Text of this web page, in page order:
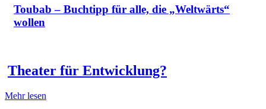
Toubab – Buchtipp für alle, die „Weltwärts“
wollen
Theater für Entwicklung?
Mehr lesen